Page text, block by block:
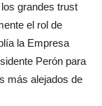
grandes trust
el rol de
la Empresa
Perón para
más alejados de